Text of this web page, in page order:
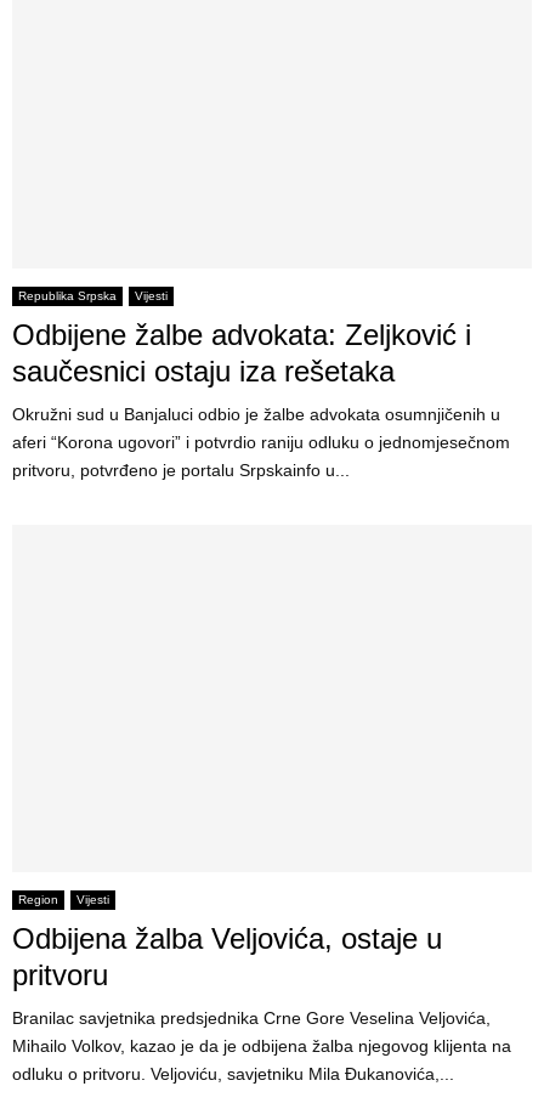
Republika Srpska Vijesti
Odbijene žalbe advokata: Zeljković i
saučesnici ostaju iza rešetaka
Okružni sud u Banjaluci odbio je žalbe advokata osumnjičenih u
aferi “Korona ugovori” i potvrdio raniju odluku o jednomjesečnom
pritvoru, potvrđeno je portalu Srpskainfo u...
Region Vijesti
Odbijena žalba Veljovića, ostaje u
pritvoru
Branilac savjetnika predsjednika Crne Gore Veselina Veljovića,
Mihailo Volkov, kazao je da je odbijena žalba njegovog klijenta na
odluku o pritvoru. Veljoviću, savjetniku Mila Đukanovića,...